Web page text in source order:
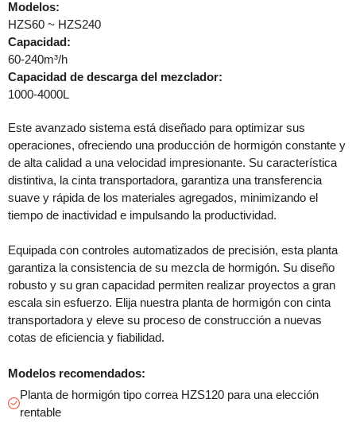
Modelos:
HZS60 ~ HZS240
Capacidad:
60-240m³/h
Capacidad de descarga del mezclador:
1000-4000L
Este avanzado sistema está diseñado para optimizar sus
operaciones, ofreciendo una producción de hormigón constante y
de alta calidad a una velocidad impresionante. Su característica
distintiva, la cinta transportadora, garantiza una transferencia
suave y rápida de los materiales agregados, minimizando el
tiempo de inactividad e impulsando la productividad.
Equipada con controles automatizados de precisión, esta planta
garantiza la consistencia de su mezcla de hormigón. Su diseño
robusto y su gran capacidad permiten realizar proyectos a gran
escala sin esfuerzo. Elija nuestra planta de hormigón con cinta
transportadora y eleve su proceso de construcción a nuevas
cotas de eficiencia y fiabilidad.
Modelos recomendados:
Planta de hormigón tipo correa HZS120 para una elección
rentable